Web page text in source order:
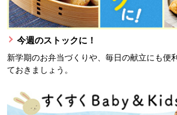
今週のストックに！
新学期のお弁当づくりや、毎日の献立にも便
ておきましょう。